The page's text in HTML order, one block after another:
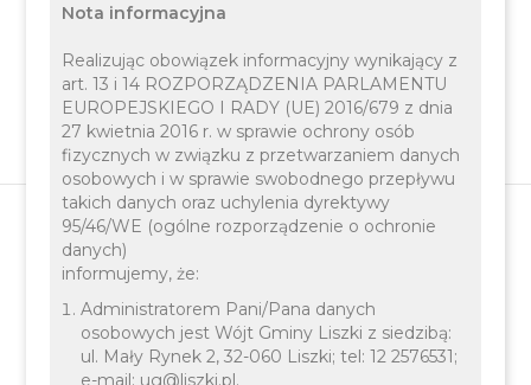
Plan zagospodarowania
przestrzennego
Nota informacyjna
Realizując obowiązek informacyjny wynikający z
art. 13 i 14 ROZPORZĄDZENIA PARLAMENTU
EUROPEJSKIEGO I RADY (UE) 2016/679 z dnia
27 kwietnia 2016 r. w sprawie ochrony osób
fizycznych w związku z przetwarzaniem danych
osobowych i w sprawie swobodnego przepływu
takich danych oraz uchylenia dyrektywy
95/46/WE (ogólne rozporządzenie o ochronie
danych)
informujemy, że:
Administratorem Pani/Pana danych
osobowych jest Wójt Gminy Liszki z siedzibą:
ul. Mały Rynek 2, 32-060 Liszki; tel: 12 2576531;
e-mail: ug@liszki.pl.